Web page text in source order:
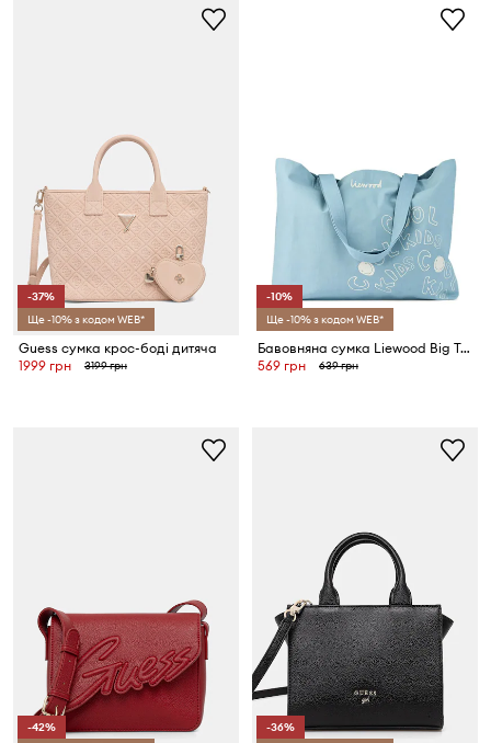
-37%
Ще -10% з кодом WEB*
Guess сумка крос-боді дитяча
1999 грн
3199 грн
-10%
Ще -10% з кодом WEB*
Бавовняна сумка Liewood Big Totebag
569 грн
639 грн
-42%
-36%